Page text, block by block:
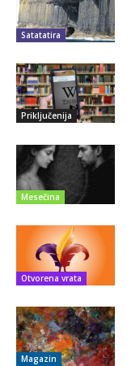
Satatatira
Priključenija
Mesečina
Otvorena vrata
Magazin